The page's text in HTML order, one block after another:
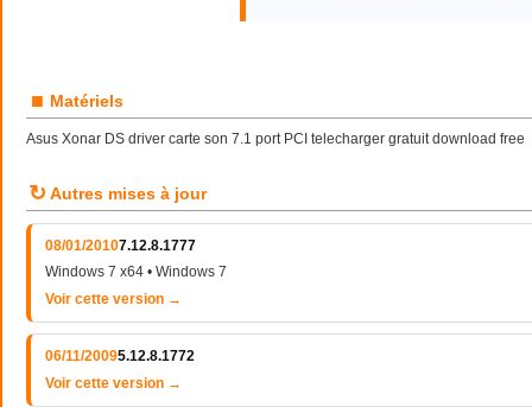
■ Matériels
Asus Xonar DS driver carte son 7.1 port PCI telecharger gratuit download free
↻ Autres mises à jour
08/01/20107.12.8.1777
Windows 7 x64 • Windows 7
Voir cette version →
06/11/20095.12.8.1772
Voir cette version →